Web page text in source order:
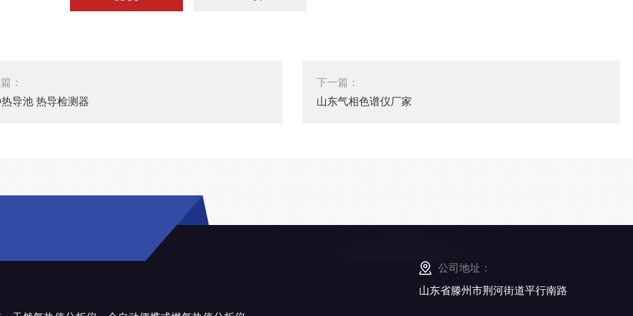
：
导池 热导检测器
下一篇：
山东气相色谱仪厂家
公司地址：
山东省滕州市荆河街道平行南路